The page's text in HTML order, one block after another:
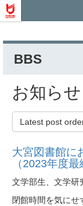
BBS
お知らせ
Latest post
大宮図書館に
（2023年度最
文学部生、文学研
閉館時間を気にせ